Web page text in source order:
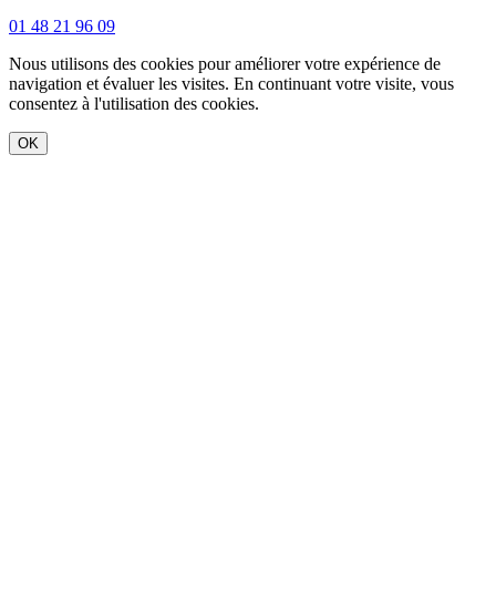
01 48 21 96 09
Nous utilisons des cookies pour améliorer votre expérience de
navigation et évaluer les visites. En continuant votre visite, vous
consentez à l'utilisation des cookies.
OK